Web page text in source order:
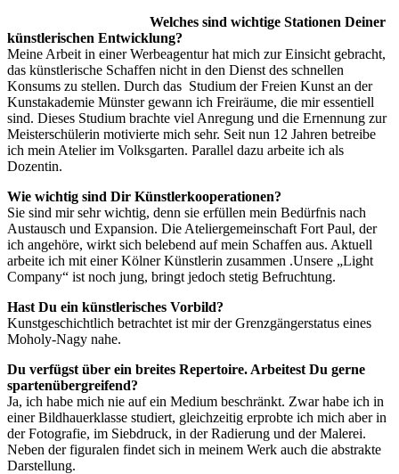
Welches sind wichtige Stationen Deiner
künstlerischen Entwicklung?
Meine Arbeit in einer Werbeagentur hat mich zur Einsicht gebracht,
das künstlerische Schaffen nicht in den Dienst des schnellen
Konsums zu stellen. Durch das Studium der Freien Kunst an der
Kunstakademie Münster gewann ich Freiräume, die mir essentiell
sind. Dieses Studium brachte viel Anregung und die Ernennung zur
Meisterschülerin motivierte mich sehr. Seit nun 12 Jahren betreibe
ich mein Atelier im Volksgarten. Parallel dazu arbeite ich als
Dozentin.
Wie wichtig sind Dir Künstlerkooperationen?
Sie sind mir sehr wichtig, denn sie erfüllen mein Bedürfnis nach
Austausch und Expansion. Die Ateliergemeinschaft Fort Paul, der
ich angehöre, wirkt sich belebend auf mein Schaffen aus. Aktuell
arbeite ich mit einer Kölner Künstlerin zusammen .Unsere „Light
Company“ ist noch jung, bringt jedoch stetig Befruchtung.
Hast Du ein künstlerisches Vorbild?
Kunstgeschichtlich betrachtet ist mir der Grenzgängerstatus eines
Moholy-Nagy nahe.
Du verfügst über ein breites Repertoire. Arbeitest Du gerne
spartenübergreifend?
Ja, ich habe mich nie auf ein Medium beschränkt. Zwar habe ich in
einer Bildhauerklasse studiert, gleichzeitig erprobte ich mich aber in
der Fotografie, im Siebdruck, in der Radierung und der Malerei.
Neben der figuralen findet sich in meinem Werk auch die abstrakte
Darstellung.